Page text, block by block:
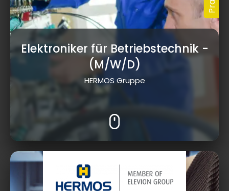
Elektroniker für Betriebstechnik-
(M/W/D)
HERMOS Gruppe